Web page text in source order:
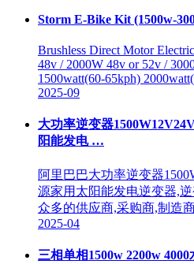
Storm E-Bike Kit (1500w-
Brushless Direct Motor
48v / 2000W 48v or 52v /
1500watt(60-65kph)
2025-09
大功率逆变器
阳能发电 …
阿里巴巴大功率逆变器
源家用太阳能发电逆变器,
众多的供应商,采购商,制造商
2025-04
三相单相1500w 2200w